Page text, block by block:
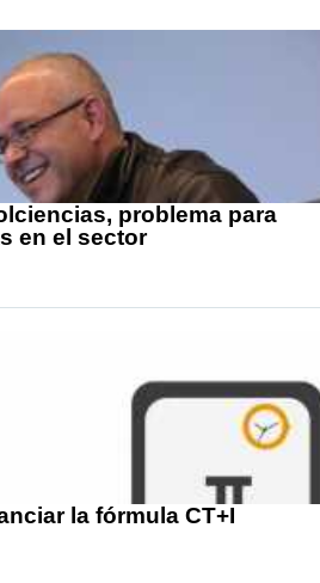
problema para
en el sector
la fórmula CT+I